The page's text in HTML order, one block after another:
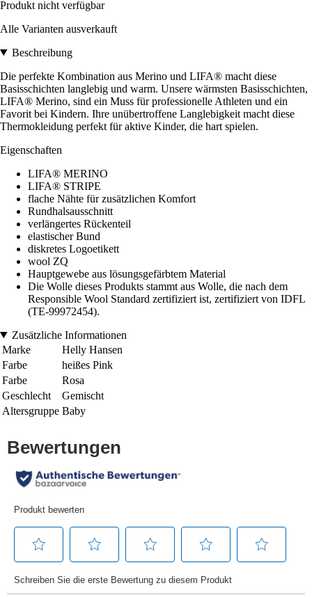
Produkt nicht verfügbar
Alle Varianten ausverkauft
Beschreibung
Die perfekte Kombination aus Merino und LIFA® macht diese
Basisschichten langlebig und warm. Unsere wärmsten Basisschichten,
LIFA® Merino, sind ein Muss für professionelle Athleten und ein
Favorit bei Kindern. Ihre unübertroffene Langlebigkeit macht diese
Thermokleidung perfekt für aktive Kinder, die hart spielen.
Eigenschaften
LIFA® MERINO
LIFA® STRIPE
flache Nähte für zusätzlichen Komfort
Rundhalsausschnitt
verlängertes Rückenteil
elastischer Bund
diskretes Logoetikett
wool ZQ
Hauptgewebe aus lösungsgefärbtem Material
Die Wolle dieses Produkts stammt aus Wolle, die nach dem
Responsible Wool Standard zertifiziert ist, zertifiziert von IDFL
(TE-99972454).
Zusätzliche Informationen
Marke
Helly Hansen
Farbe
heißes Pink
Farbe
Rosa
Geschlecht
Gemischt
Altersgruppe Baby